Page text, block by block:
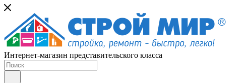
Интернет-магазин представительского класса